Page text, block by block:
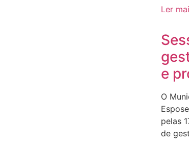
Ler
e
O
pelas
de